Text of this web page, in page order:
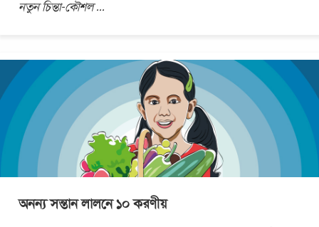
নতুন চিন্তা-কৌশল...
অনন্য সন্তান লালনে ১০ করণীয়